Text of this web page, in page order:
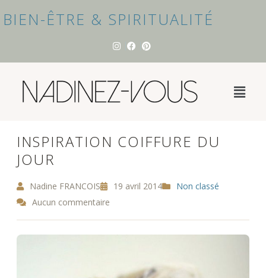
BIEN-ÊTRE & SPIRITUALITÉ
INSPIRATION COIFFURE DU
JOUR
Nadine FRANCOIS 19 avril 2014
Non classé
Aucun commentaire